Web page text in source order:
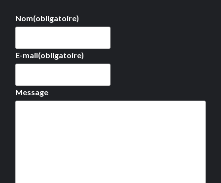
Nom(obligatoire)
E-mail(obligatoire)
Message